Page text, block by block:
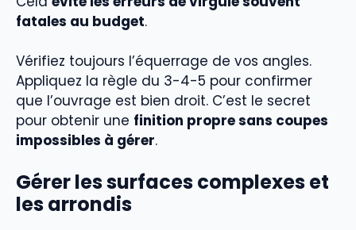
fatales au budget.
Vérifiez toujours l’équerrage de vos angles.
Appliquez la règle du 3-4-5 pour confirmer
que l’ouvrage est bien droit. C’est le secret
pour obtenir une finition propre sans coupes
impossibles à gérer.
Gérer les surfaces complexes et
les arrondis